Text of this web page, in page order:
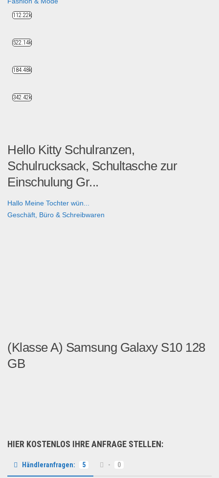
Hello Kitty Schulranzen,
Schulrucksack, Schultasche zur
Einschulung Gr...
Hallo Meine Tochter wün...
Geschäft, Büro & Schreibwaren
(Klasse A) Samsung Galaxy S10 128
GB
HIER KOSTENLOS IHRE ANFRAGE STELLEN:
Händleranfragen: 5 - 0
112.22k
522.14k
184.48k
342.42k